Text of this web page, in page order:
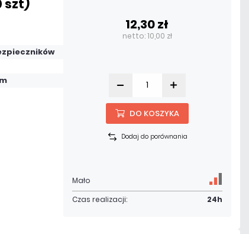
szt)
12,30 zł
netto: 10,00 zł
DO KOSZYKA
Dodaj do porównania
Mało
Czas realizacji:
24h